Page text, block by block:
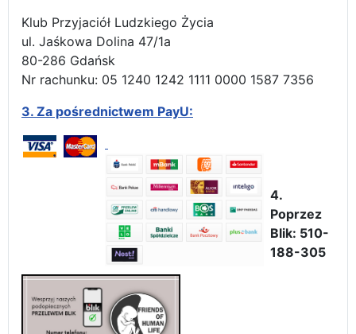
Klub Przyjaciół Ludzkiego Życia
ul. Jaśkowa Dolina 47/1a
80-286 Gdańsk
Nr rachunku: 05 1240 1242 1111 0000 1587 7356
3. Za pośrednictwem PayU:
4.
Poprzez
Blik: 510-
188-305